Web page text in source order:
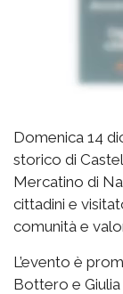
Domenica 14
storico di
Mercatino di
cittadini e
comunità e
L’evento è
Bottero e